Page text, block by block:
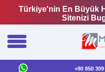
Türkiye'nin En Büyük
Sitenizi
+90 850